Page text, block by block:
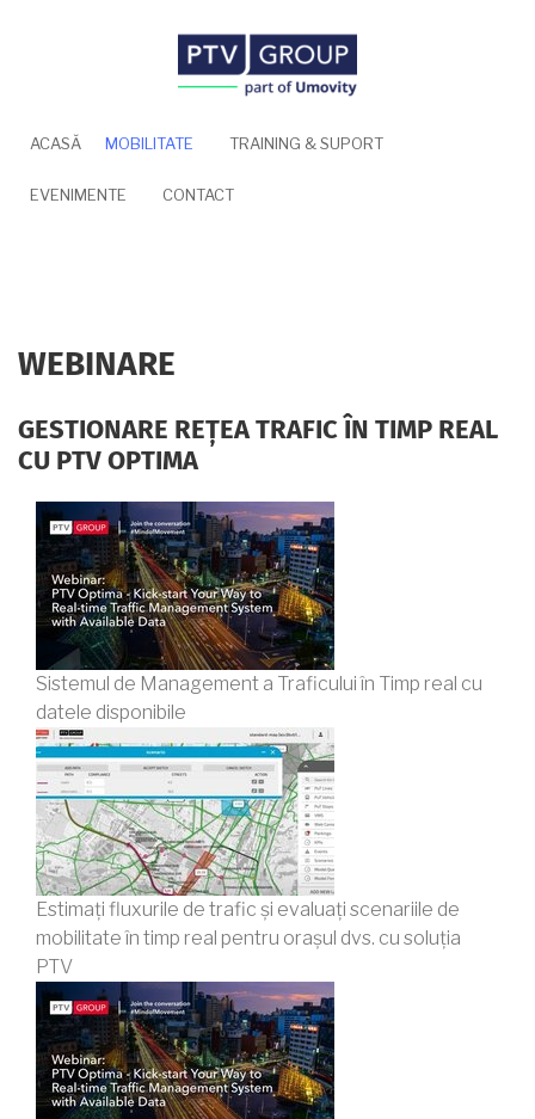
ACASĂ MOBILITATE TRAINING & SUPORT
EVENIMENTE CONTACT
WEBINARE
GESTIONARE REȚEA TRAFIC ÎN TIMP REAL
CU PTV OPTIMA
Sistemul de Management a Traficului în Timp real cu
datele disponibile
Estimați fluxurile de trafic și evaluați scenariile de
mobilitate în timp real pentru orașul dvs. cu soluția
PTV